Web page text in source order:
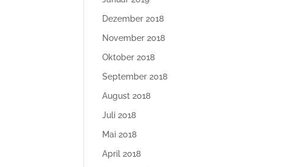
Dezember 2018
November 2018
Oktober 2018
September 2018
August 2018
Juli 2018
Mai 2018
April 2018